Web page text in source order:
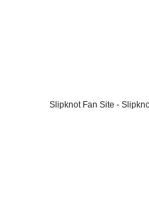
Slipknot Fan Site -